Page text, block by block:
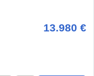
13.980 €